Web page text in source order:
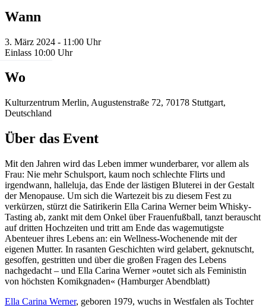
Wann
3. März 2024 - 11:00 Uhr
Einlass 10:00 Uhr
Wo
Kulturzentrum Merlin, Augustenstraße 72, 70178 Stuttgart,
Deutschland
Über das Event
Mit den Jahren wird das Leben immer wunderbarer, vor allem als
Frau: Nie mehr Schulsport, kaum noch schlechte Flirts und
irgendwann, halleluja, das Ende der lästigen Bluterei in der Gestalt
der Menopause. Um sich die Wartezeit bis zu diesem Fest zu
verkürzen, stürzt die Satirikerin Ella Carina Werner beim Whisky-
Tasting ab, zankt mit dem Onkel über Frauenfußball, tanzt berauscht
auf dritten Hochzeiten und tritt am Ende das wagemutigste
Abenteuer ihres Lebens an: ein Wellness-Wochenende mit der
eigenen Mutter. In rasanten Geschichten wird gelabert, geknutscht,
gesoffen, gestritten und über die großen Fragen des Lebens
nachgedacht – und Ella Carina Werner »outet sich als Feministin
von höchsten Komikgnaden« (Hamburger Abendblatt)
Ella Carina Werner, geboren 1979, wuchs in Westfalen als Tochter